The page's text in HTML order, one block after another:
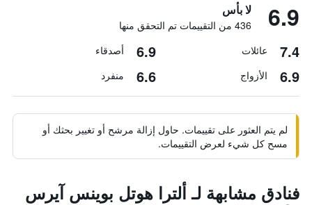
6.9 لا بأس
436 من التقييمات تم التحقق منها
7.4 عائلات 6.9 أصدقاء
6.9 الأزواج 6.6 منفرد
لم يتم العثور على تقييمات. حاول إزالة مرشح أو تغيير بحثك أو
مسح كل شيء لعرض التقييمات.
فنادق مشابهة لـ ألترا هوتل بوينس آيرس